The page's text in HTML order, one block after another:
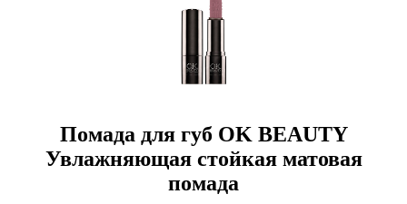
Помада для губ OK BEAUTY
Увлажняющая стойкая матовая
помада